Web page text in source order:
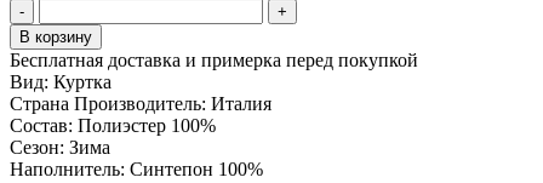
-
+
В корзину
Бесплатная доставка и примерка перед покупкой
Вид: Куртка
Страна Производитель: Италия
Состав: Полиэстер 100%
Сезон: Зима
Наполнитель: Синтепон 100%